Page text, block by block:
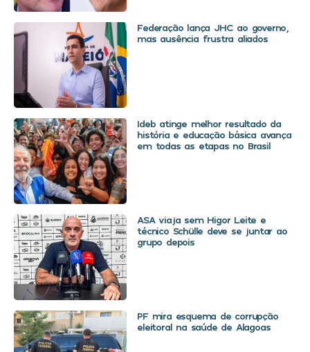
Federação lança JHC ao governo,
mas ausência frustra aliados
Ideb atinge melhor resultado da
história e educação básica avança
em todas as etapas no Brasil
ASA viaja sem Higor Leite e
técnico Schülle deve se juntar ao
grupo depois
PF mira esquema de corrupção
eleitoral na saúde de Alagoas